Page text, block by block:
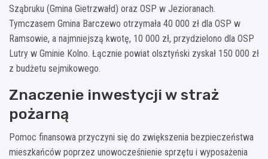
Sząbruku (Gmina Gietrzwałd) oraz OSP w Jezioranach.
Tymczasem Gmina Barczewo otrzymała 40 000 zł dla OSP w
Ramsowie, a najmniejszą kwotę, 10 000 zł, przydzielono dla OSP
Lutry w Gminie Kolno. Łącznie powiat olsztyński zyskał 150 000 zł
z budżetu sejmikowego.
Znaczenie inwestycji w straż
pożarną
Pomoc finansowa przyczyni się do zwiększenia bezpieczeństwa
mieszkańców poprzez unowocześnienie sprzętu i wyposażenia